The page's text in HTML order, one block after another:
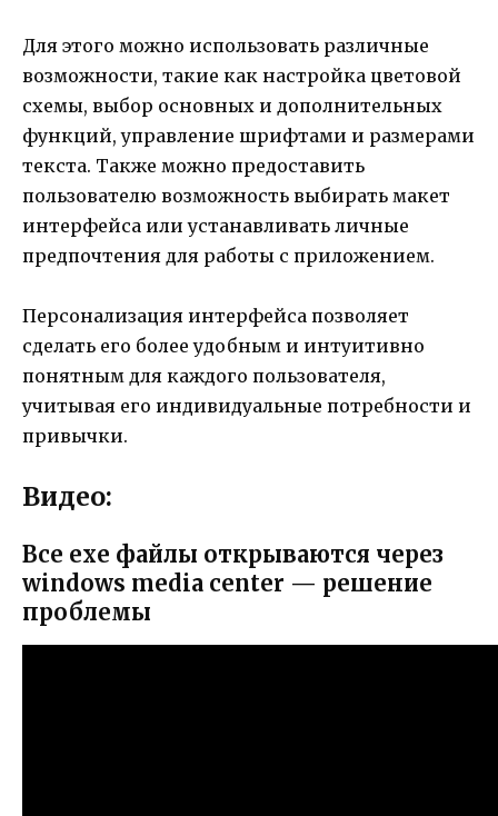
Для этого можно использовать различные
возможности, такие как настройка цветовой
схемы, выбор основных и дополнительных
функций, управление шрифтами и размерами
текста. Также можно предоставить
пользователю возможность выбирать макет
интерфейса или устанавливать личные
предпочтения для работы с приложением.
Персонализация интерфейса позволяет
сделать его более удобным и интуитивно
понятным для каждого пользователя,
учитывая его индивидуальные потребности и
привычки.
Видео:
Все exe файлы открываются через
windows media center — решение
проблемы